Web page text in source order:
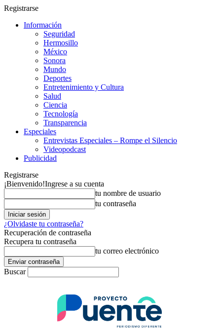
Registrarse
Información
Seguridad
Hermosillo
México
Sonora
Mundo
Deportes
Entretenimiento y Cultura
Salud
Ciencia
Tecnología
Transparencia
Especiales
Entrevistas Especiales – Rompe el Silencio
Videopodcast
Publicidad
Registrarse
¡Bienvenido!Ingrese a su cuenta
tu nombre de usuario
tu contraseña
¿Olvidaste tu contraseña?
Recuperación de contraseña
Recupera tu contraseña
tu correo electrónico
Buscar